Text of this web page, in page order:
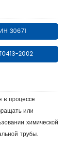
30671
2002
в процессе
или
химической
трубы.